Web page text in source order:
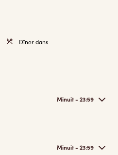
Dîner dans
Minuit - 23:59
Minuit - 23:59